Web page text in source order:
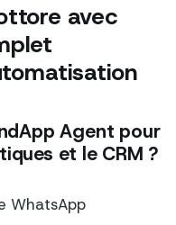
avec
Agent pour
et le CRM ?
WhatsApp